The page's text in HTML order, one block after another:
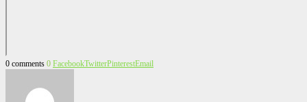
0 comments 0 FacebookTwitterPinterestEmail